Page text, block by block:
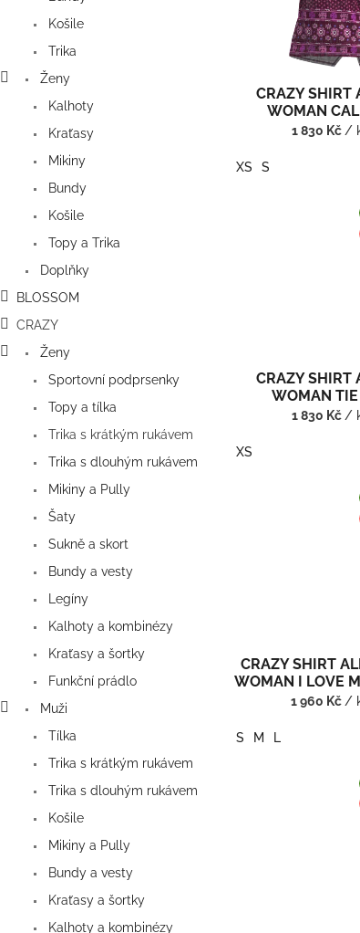
Košile
Trika
Ženy
Kalhoty
Kraťasy
Mikiny
Bundy
Košile
Topy a Trika
Doplňky
BLOSSOM
CRAZY
Ženy
Sportovní podprsenky
Topy a tílka
Trika s krátkým rukávem
Trika s dlouhým rukávem
Mikiny a Pully
Šaty
Sukně a skort
Bundy a vesty
Legíny
Kalhoty a kombinézy
Kraťasy a šortky
Funkční prádlo
Muži
Tílka
Trika s krátkým rukávem
Trika s dlouhým rukávem
Košile
Mikiny a Pully
Bundy a vesty
Kraťasy a šortky
Kalhoty a kombinézy
ů
CRAZY SHIRT
WOMAN
1 830 Kč /
XS S
CRAZY SHIRT
WOMAN TIE
1 830 Kč /
XS
CRAZY SHIRT
WOMAN I LOVE
1 960 Kč /
S M L